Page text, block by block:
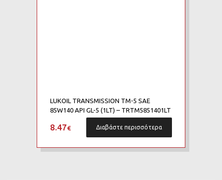
LUKOIL TRANSMISSION TM-5 SAE
85W140 API GL-5 (1LT) – TRTM5851401LT
8.47€ Διαβάστε περισσότερα